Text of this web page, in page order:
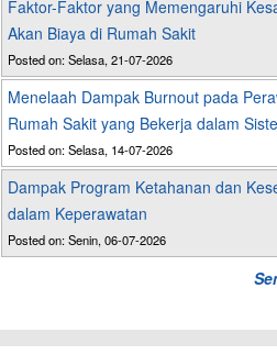
Faktor-Faktor yang Memengaruhi
Akan Biaya di Rumah Sakit
Posted on: Selasa, 21-07-2026
Menelaah Dampak Burnout pada
Rumah Sakit yang Bekerja dalam
Posted on: Selasa, 14-07-2026
Dampak Program Ketahanan dan
dalam Keperawatan
Posted on: Senin, 06-07-2026